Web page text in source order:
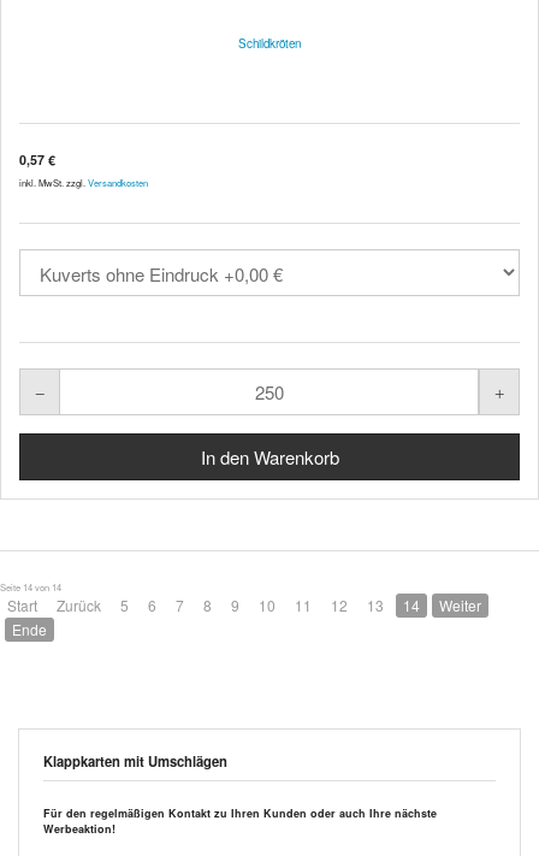
Schildkröten
0,57 €
inkl. MwSt. zzgl. Versandkosten
Seite 14 von 14
Start Zurück 5 6 7 8 9 10 11 12 13 14
Weiter
Ende
Klappkarten mit Umschlägen
Für den regelmäßigen Kontakt zu Ihren Kunden oder auch Ihre nächste
Werbeaktion!